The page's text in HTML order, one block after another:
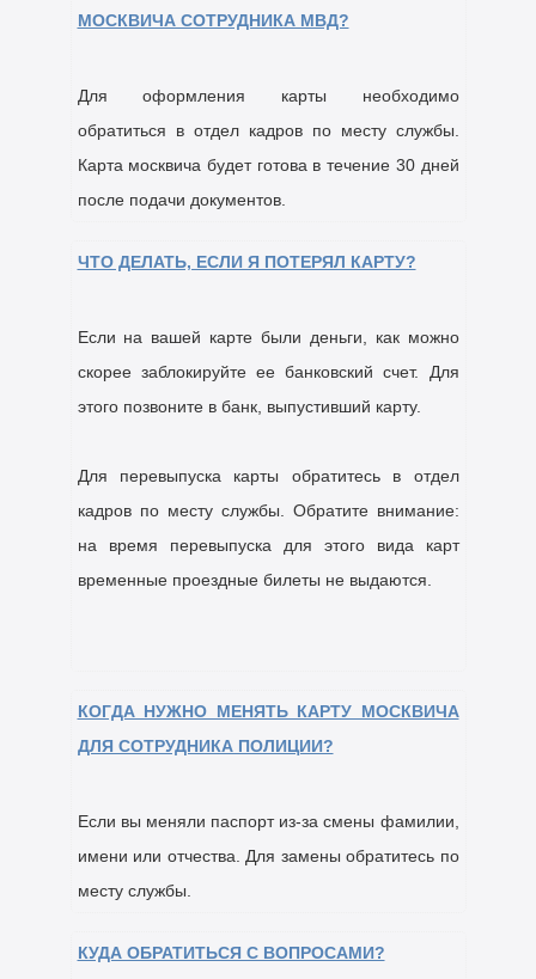
МОСКВИЧА СОТРУДНИКА МВД?
Для оформления карты необходимо
обратиться в отдел кадров по месту службы.
Карта москвича будет готова в течение 30 дней
после подачи документов.
ЧТО ДЕЛАТЬ, ЕСЛИ Я ПОТЕРЯЛ КАРТУ?
Если на вашей карте были деньги, как можно
скорее заблокируйте ее банковский счет. Для
этого позвоните в банк, выпустивший карту.
Для перевыпуска карты обратитесь в отдел
кадров по месту службы. Обратите внимание:
на время перевыпуска для этого вида карт
временные проездные билеты не выдаются.
КОГДА НУЖНО МЕНЯТЬ КАРТУ МОСКВИЧА
ДЛЯ СОТРУДНИКА ПОЛИЦИИ?
Если вы меняли паспорт из-за смены фамилии,
имени или отчества. Для замены обратитесь по
месту службы.
КУДА ОБРАТИТЬСЯ С ВОПРОСАМИ?